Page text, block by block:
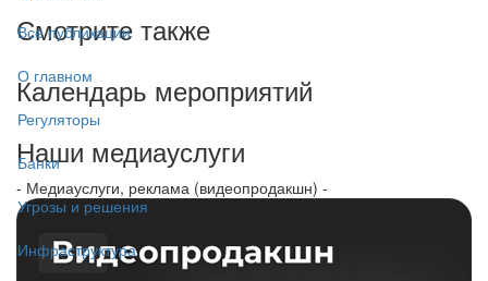
Все публикации
О главном
Регуляторы
Банки
Угрозы и решения
Инфраструктура
Смотрите также
Календарь мероприятий
Наши медиауслуги
- Медиауслуги, реклама (видеопродакшн) -